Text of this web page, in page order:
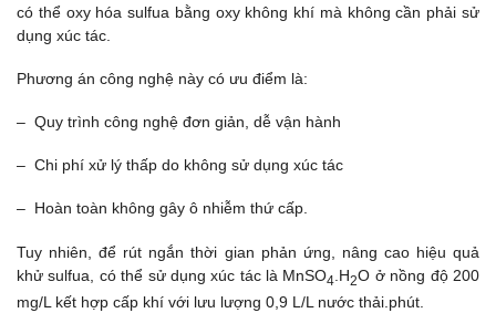
có thể oxy hóa sulfua bằng oxy không khí mà không cần phải sử
dụng xúc tác.
Phương án công nghệ này có ưu điểm là:
– Quy trình công nghệ đơn giản, dễ vận hành
– Chi phí xử lý thấp do không sử dụng xúc tác
– Hoàn toàn không gây ô nhiễm thứ cấp.
Tuy nhiên, để rút ngắn thời gian phản ứng, nâng cao hiệu quả
khử sulfua, có thể sử dụng xúc tác là MnSO4 .H2O ở nồng độ 200
mg/L kết hợp cấp khí với lưu lượng 0,9 L/L nước thải.phút.